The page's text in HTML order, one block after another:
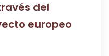
del
europeo